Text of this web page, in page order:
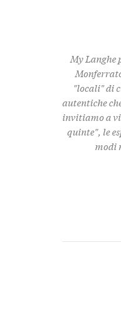
My Langhe
"locali" di
autentiche
invitiamo a
quinte", le
modi